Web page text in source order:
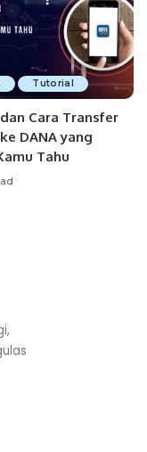
Tutorial
Cara Transfer
DANA yang
Tahu